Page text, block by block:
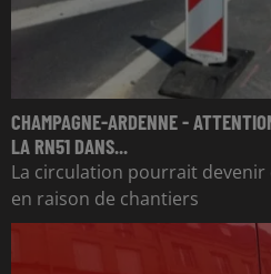
CHAMPAGNE-ARDENNE -
LA RN51 DANS...
La circulation pourrait
en raison de chantiers